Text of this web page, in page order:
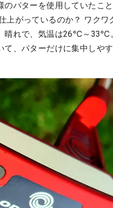
パターを使用していたこ
上がっているのか？ ワク
晴れで、気温は26℃～33℃
、パターだけに集中しや